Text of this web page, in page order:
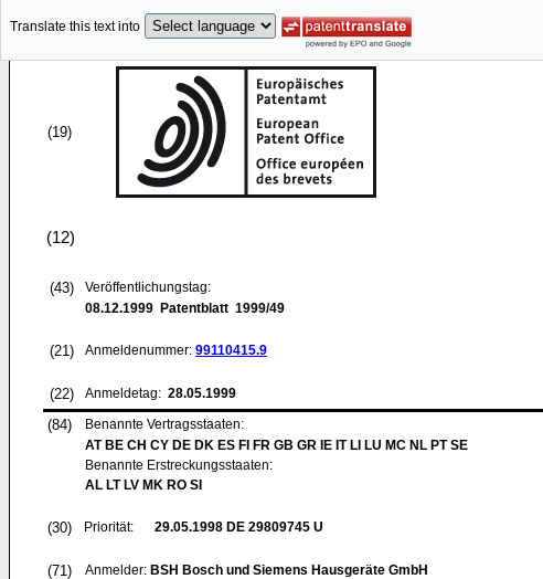
Translate this text into
(19)
(12)
(43)
Veröffentlichungstag:
08.12.1999 Patentblatt 1999/49
(21) Anmeldenummer: 99110415.9
(22) Anmeldetag: 28.05.1999
(84)
Benannte Vertragsstaaten:
AT BE CH CY DE DK ES FI FR GB GR IE IT LI LU MC NL PT SE
Benannte Erstreckungsstaaten:
AL LT LV MK RO SI
(30) Priorität: 29.05.1998 DE 29809745 U
(71) Anmelder: BSH Bosch und Siemens Hausgeräte GmbH